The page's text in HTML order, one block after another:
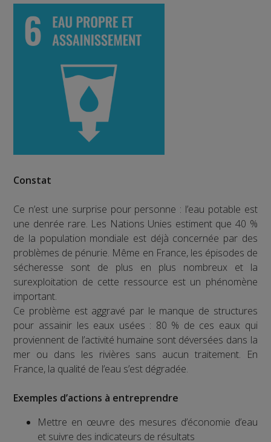
Constat
Ce n’est une surprise pour personne : l’eau potable est
une denrée rare. Les Nations Unies estiment que 40 %
de la population mondiale est déjà concernée par des
problèmes de pénurie. Même en France, les épisodes de
sécheresse sont de plus en plus nombreux et la
surexploitation de cette ressource est un phénomène
important.
Ce problème est aggravé par le manque de structures
pour assainir les eaux usées : 80 % de ces eaux qui
proviennent de l’activité humaine sont déversées dans la
mer ou dans les rivières sans aucun traitement. En
France, la qualité de l’eau s’est dégradée.
Exemples d’actions à entreprendre
Mettre en œuvre des mesures d’économie d’eau
et suivre des indicateurs de résultats